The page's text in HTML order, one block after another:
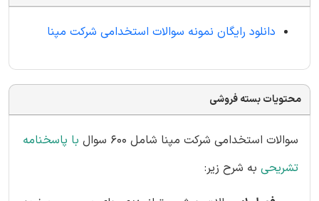
دانلود رایگان نمونه سوالات استخدامی شرکت مپنا
محتویات بسته فروشی
سوالات استخدامی شرکت مپنا شامل 600 سوال
با پاسخنامه
تشریحی به شرح زیر: